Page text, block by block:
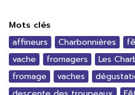
Mots clés
affineurs Charbonnières
vache
fromagers Les
fromage
vaches